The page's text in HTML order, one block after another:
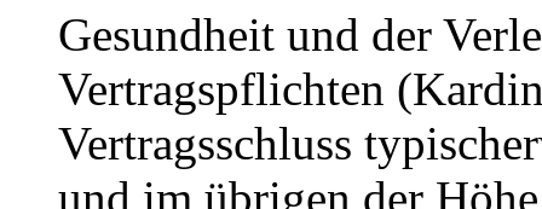
Gesundheit und der
Vertragspflichten
Vertragsschluss
und im übrigen der